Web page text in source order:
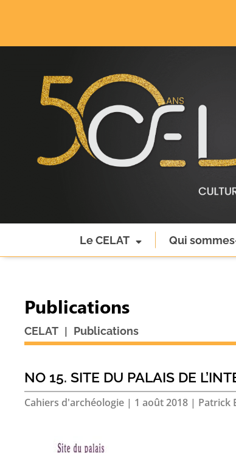
Le CELAT Qui
Publications
CELAT | Publications
NO 15. SITE DU PALAIS DE
Cahiers d'archéologie | 1 août 2018 | Patrick